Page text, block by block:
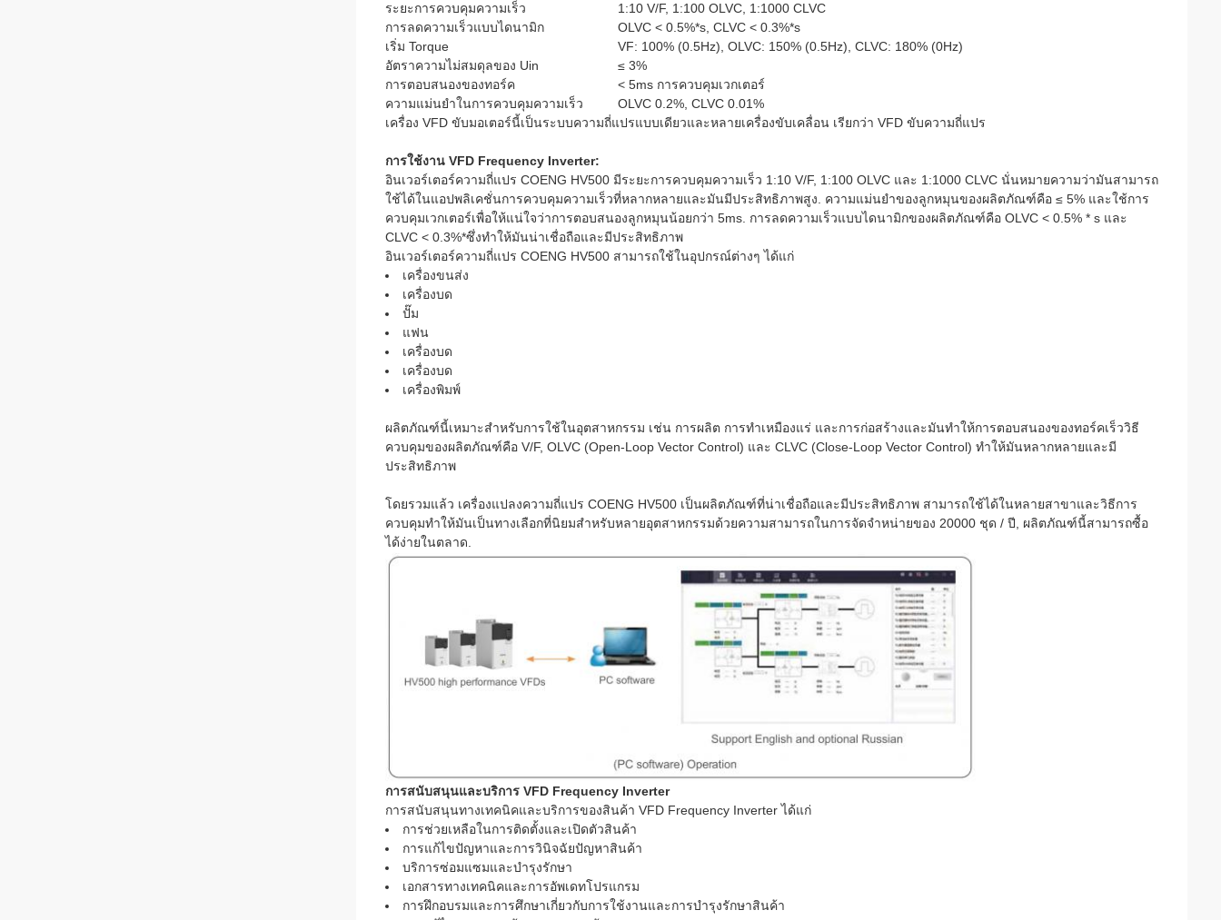
ระยะการควบคุมความเร็ว
1:10 V/F, 1:100 OLVC, 1:1000 CLVC
การลดความเร็วแบบไดนามิก
OLVC < 0.5%*s, CLVC < 0.3%*s
เริ่ม Torque
VF: 100% (0.5Hz), OLVC: 150% (0.5Hz), CLVC: 180% (0Hz)
อัตราความไม่สมดุลของ Uin
≤ 3%
การตอบสนองของทอร์ค
< 5ms การควบคุมเวกเตอร์
ความแม่นยําในการควบคุมความเร็ว
OLVC 0.2%, CLVC 0.01%
เครื่อง VFD ขับมอเตอร์นี้เป็นระบบความถี่แปรแบบเดียวและหลายเครื่องขับเคลื่อน เรียกว่า VFD ขับความถี่แปร
การใช้งาน VFD Frequency Inverter:
อินเวอร์เตอร์ความถี่แปร COENG HV500 มีระยะการควบคุมความเร็ว 1:10 V/F, 1:100 OLVC และ 1:1000 CLVC นั่นหมายความว่ามันสามารถ
ใช้ได้ในแอปพลิเคชั่นการควบคุมความเร็วที่หลากหลายและมันมีประสิทธิภาพสูง. ความแม่นยําของลูกหมุนของผลิตภัณฑ์คือ ≤ 5% และใช้การ
ควบคุมเวกเตอร์เพื่อให้แน่ใจว่าการตอบสนองลูกหมุนน้อยกว่า 5ms. การลดความเร็วแบบไดนามิกของผลิตภัณฑ์คือ OLVC < 0.5% * s และ
CLVC < 0.3%*ซึ่งทําให้มันน่าเชื่อถือและมีประสิทธิภาพ
อินเวอร์เตอร์ความถี่แปร COENG HV500 สามารถใช้ในอุปกรณ์ต่างๆ ได้แก่
เครื่องขนส่ง
เครื่องบด
ปั๊ม
แฟน
เครื่องบด
เครื่องบด
เครื่องพิมพ์
ผลิตภัณฑ์นี้เหมาะสําหรับการใช้ในอุตสาหกรรม เช่น การผลิต การทําเหมืองแร่ และการก่อสร้างและมันทําให้การตอบสนองของทอร์คเร็ววิธี
ควบคุมของผลิตภัณฑ์คือ V/F, OLVC (Open-Loop Vector Control) และ CLVC (Close-Loop Vector Control) ทําให้มันหลากหลายและมี
ประสิทธิภาพ
โดยรวมแล้ว เครื่องแปลงความถี่แปร COENG HV500 เป็นผลิตภัณฑ์ที่น่าเชื่อถือและมีประสิทธิภาพ สามารถใช้ได้ในหลายสาขาและวิธีการ
ควบคุมทําให้มันเป็นทางเลือกที่นิยมสําหรับหลายอุตสาหกรรมด้วยความสามารถในการจัดจําหน่ายของ 20000 ชุด / ปี, ผลิตภัณฑ์นี้สามารถซื้อ
ได้ง่ายในตลาด.
การสนับสนุนและบริการ VFD Frequency Inverter
การสนับสนุนทางเทคนิคและบริการของสินค้า VFD Frequency Inverter ได้แก่
การช่วยเหลือในการติดตั้งและเปิดตัวสินค้า
การแก้ไขปัญหาและการวินิจฉัยปัญหาสินค้า
บริการซ่อมแซมและบํารุงรักษา
เอกสารทางเทคนิคและการอัพเดทโปรแกรม
การฝึกอบรมและการศึกษาเกี่ยวกับการใช้งานและการบํารุงรักษาสินค้า